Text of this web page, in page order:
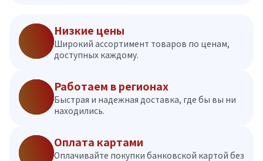
Низкие цены
Широкий ассортимент товаров по ценам,
доступных каждому.
Работаем в регионах
Быстрая и надежная доставка, где бы вы ни
находились.
Оплата картами
Оплачивайте покупки банковской картой без